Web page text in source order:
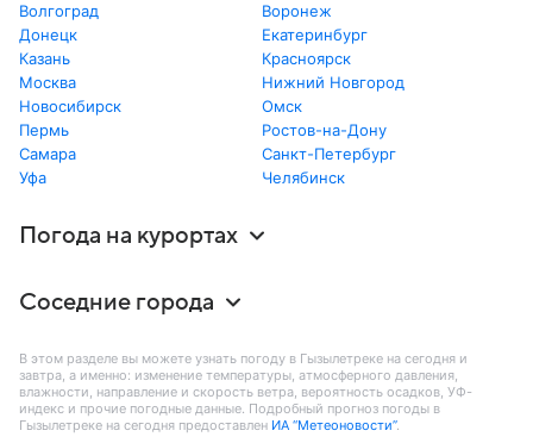
Волгоград
Воронеж
Донецк
Екатеринбург
Казань
Красноярск
Москва
Нижний Новгород
Новосибирск
Омск
Пермь
Ростов-на-Дону
Самара
Санкт-Петербург
Уфа
Челябинск
Погода на курортах
Соседние города
В этом разделе вы можете узнать погоду в Гызылетреке на сегодня и
завтра, а именно: изменение температуры, атмосферного давления,
влажности, направление и скорость ветра, вероятность осадков, УФ-
индекс и прочие погодные данные. Подробный прогноз погоды в
Гызылетреке на сегодня предоставлен ИА “Метеоновости”.